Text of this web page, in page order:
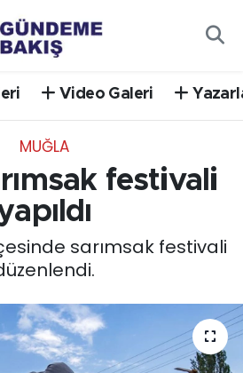
Video Galeri
MUĞLA
festivali
sarımsak festivali
Durumu ve Fikstür